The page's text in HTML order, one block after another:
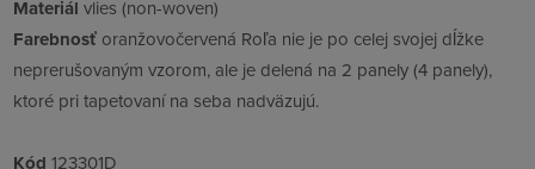
Materiál vlies (non-woven)
Farebnosť oranžovočervená Roľa nie je po celej svojej dĺžke
neprerušovaným vzorom, ale je delená na 2 panely (4 panely),
ktoré pri tapetovaní na seba nadväzujú.
Kód 123301D